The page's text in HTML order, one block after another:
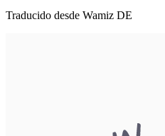
Traducido desde Wamiz DE